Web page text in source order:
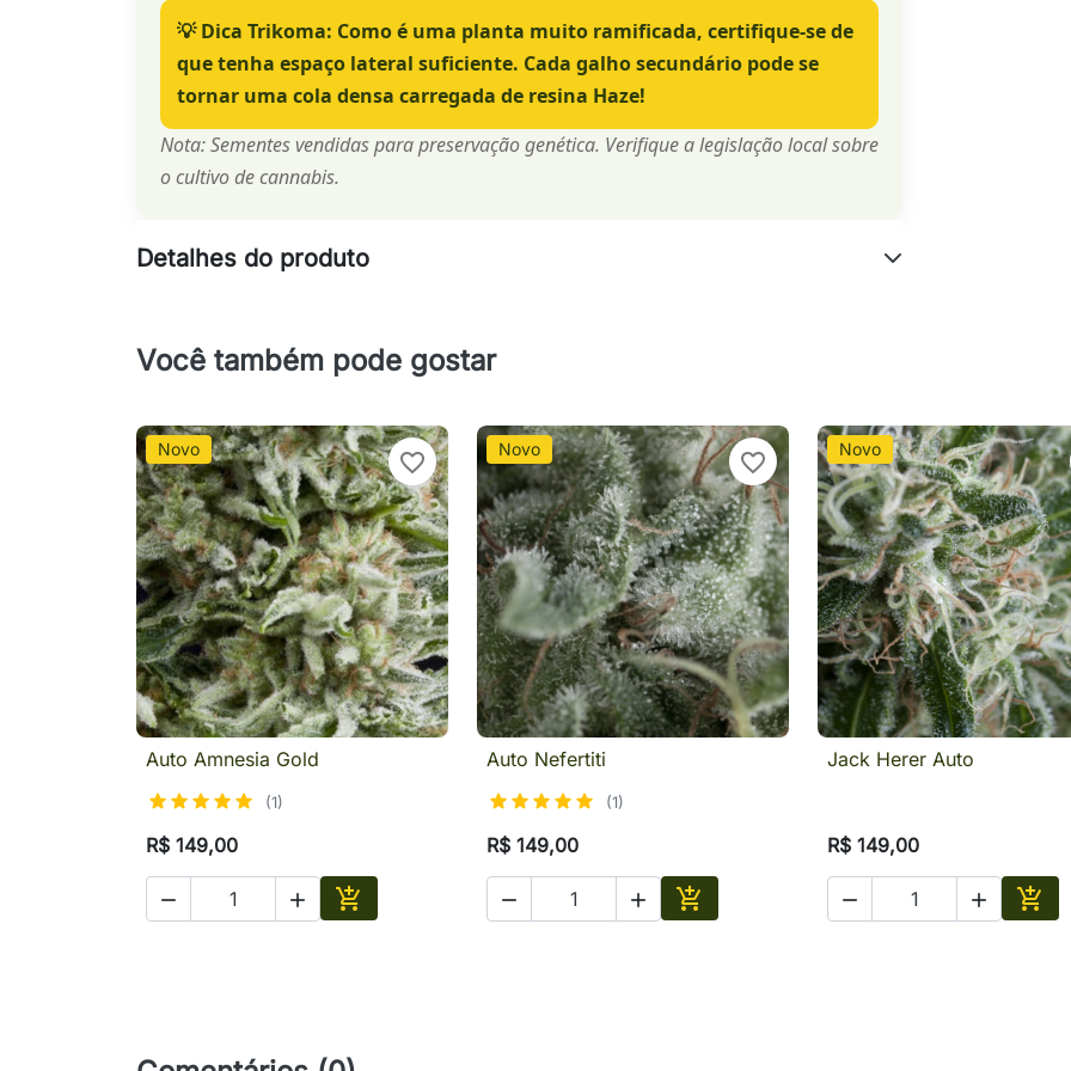
💡Dica Trikoma: Como é uma planta muito ramificada, certifique-se de
que tenha espaço lateral suficiente. Cada galho secundário pode se
tornar uma cola densa carregada de resina Haze!
Nota: Sementes vendidas para preservação genética. Verifique a legislação local sobre
o cultivo de cannabis.
Detalhes do produto
Você também pode gostar
Novo favorite_border
 Visualização rápida
Auto Amnesia Gold
(1)
R$ 149,00
  
Adicionar
Novo favorite_border
 Visualização rápida
Auto Nefertiti
(1)
R$ 149,00
  
Adicionar
Novo
 Visualização rápida
Jack Herer Auto
R$ 149,00
  